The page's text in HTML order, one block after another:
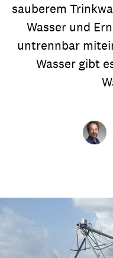
sauberem
Wasser und
untrennbar
Wasser gibt